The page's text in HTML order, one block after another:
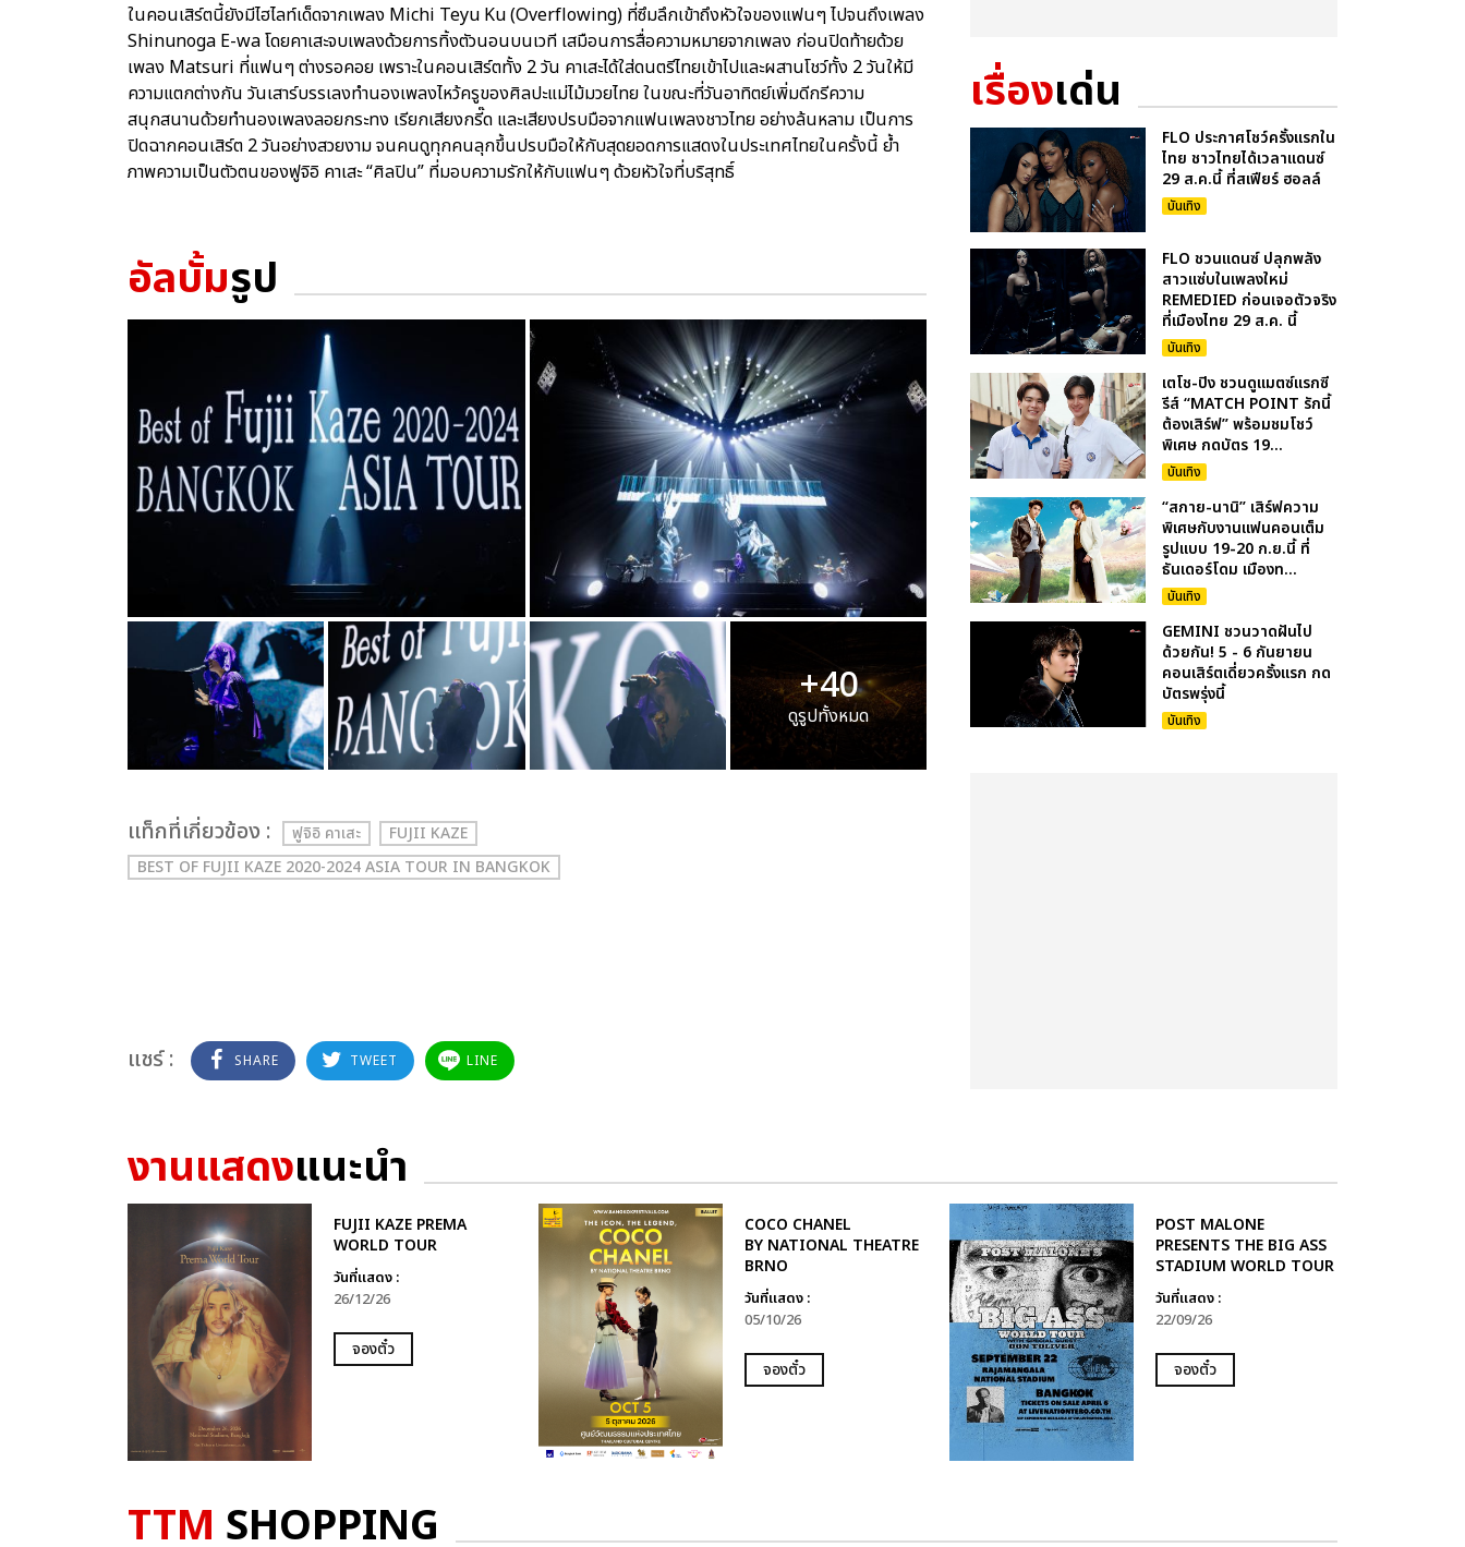
ในคอนเสิร์ตนี้ยังมีไฮไลท์เด็ดจากเพลง Michi Teyu Ku (Overflowing) ที่ซึมลึกเข้าถึงหัวใจของแฟนๆ ไปจนถึงเพลง
Shinunoga E-wa โดยคาเสะจบเพลงด้วยการทิ้งตัวนอนบนเวที เสมือนการสื่อความหมายจากเพลง ก่อนปิดท้ายด้วย
เพลง Matsuri ที่แฟนๆ ต่างรอคอย เพราะในคอนเสิร์ตทั้ง 2 วัน คาเสะได้ใส่ดนตรีไทยเข้าไปและผสานโชว์ทั้ง 2 วันให้มี
ความแตกต่างกัน วันเสาร์บรรเลงทำนองเพลงไหว้ครูของศิลปะแม่ไม้มวยไทย ในขณะที่วันอาทิตย์เพิ่มดีกรีความ
สนุกสนานด้วยทำนองเพลงลอยกระทง เรียกเสียงกรี๊ด และเสียงปรบมือจากแฟนเพลงชาวไทย อย่างล้นหลาม เป็นการ
ปิดฉากคอนเสิร์ต 2 วันอย่างสวยงาม จนคนดูทุกคนลุกขึ้นปรบมือให้กับสุดยอดการแสดงในประเทศไทยในครั้งนี้ ย้ำ
ภาพความเป็นตัวตนของฟูจิอิ คาเสะ “ศิลปิน” ที่มอบความรักให้กับแฟนๆ ด้วยหัวใจที่บริสุทธิ์
อัลบั้มรูป
+40
ดูรูปทั้งหมด
เเท็กที่เกี่ยวข้อง : ฟูจิอิ คาเสะ
FUJII KAZE
BEST OF FUJII KAZE 2020-2024 ASIA TOUR IN BANGKOK
แชร์ : SHARE TWEET LINE
เรื่องเด่น
FLO ประกาศโชว์ครั้งแรกใน
ไทย ชาวไทยได้เวลาแดนซ์
29 ส.ค.นี้ ที่สเฟียร์ ฮอลล์
บันเทิง
FLO ชวนแดนซ์ ปลุกพลัง
สาวแซ่บในเพลงใหม่
REMEDIED ก่อนเจอตัวจริง
ที่เมืองไทย 29 ส.ค. นี้
บันเทิง
เตโช-ปิง ชวนดูแมตซ์แรกซี
รีส์ “MATCH POINT รักนี้
ต้องเสิร์ฟ” พร้อมชมโชว์
พิเศษ กดบัตร 19...
บันเทิง
“สกาย-นานิ” เสิร์ฟความ
พิเศษกับงานแฟนคอนเต็ม
รูปแบบ 19-20 ก.ย.นี้ ที่
ธันเดอร์โดม เมืองท...
บันเทิง
GEMINI ชวนวาดฝันไป
ด้วยกัน! 5 - 6 กันยายน
คอนเสิร์ตเดี่ยวครั้งแรก กด
บัตรพรุ่งนี้
บันเทิง
งานแสดงแนะนำ
FUJII KAZE PREMA
WORLD TOUR
วันที่แสดง :
26/12/26
จองตั๋ว
COCO CHANEL
BY NATIONAL THEATRE
BRNO
วันที่แสดง :
05/10/26
จองตั๋ว
POST MALONE
PRESENTS THE BIG ASS
STADIUM WORLD TOUR
วันที่แสดง :
22/09/26
จองตั๋ว
TTM SHOPPING